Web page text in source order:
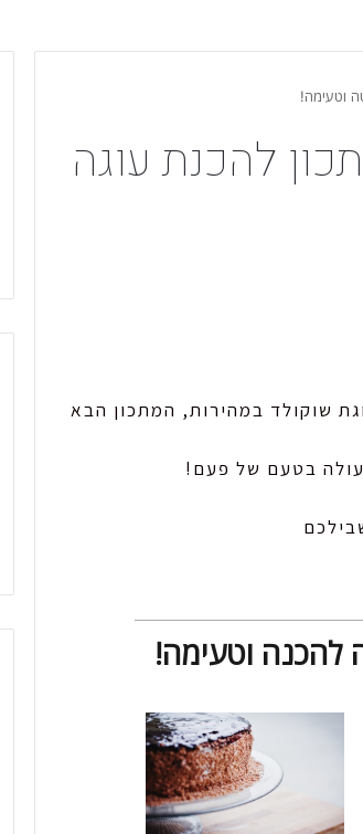
וטעימה!
להכנת עוגה
שוקולד במהירות, המתכון הבא
בטעם של פעם!
להכנה וטעימה!